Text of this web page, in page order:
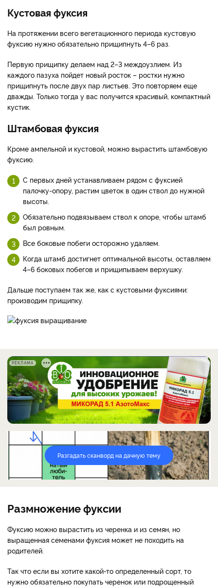
Кустовая фуксия
На протяжении всего вегетационного периода кустовую
фуксию нужно обязательно прищипнуть 4–6 раз.
Первую прищипку делаем над 2–3 междоузлием. Из
каждого пазуха пойдет новый росток – ростки нужно
прищипнуть после двух пар листьев. Это повторяем еще
дважды. Только тогда у вас получится красивый, компактный
кустик.
Штамбовая фуксия
Кроме ампельной и кустовой, можно вырастить штамбовую
фуксию.
С первых дней устанавливаем рядом с фуксией
палочку-опору, растим цветок в один ствол до нужной
высоты.
Обязательно подвязываем ствол к опоре, чтобы штамб
был ровным.
Все боковые побеги осторожно удаляем.
Когда штамб достигнет оптимальной высоты, оставляем
4–6 боковых побегов и прищипываем верхушку.
Дальше поступаем так же, как с кустовыми фуксиями:
производим прищипку.
РЕКЛАМА
Разгадать сканворд на дачную тему
Размножение фуксии
Фуксию можно вырастить из черенка и из семян, но
выращенная семенами фуксия может не походить на
родителей.
Так что если вы хотите какой-то определенный сорт, то
нужно обязательно покупать черенок или подрощенный